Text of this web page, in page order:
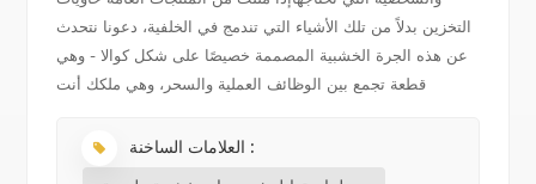
التخزين بدلاً من تلك الأشياء التي تندمج في الخلفية، دعونا نتحدث
عن هذه الجرة الخشبية المصممة خصيصًا على شكل كوالا - وهي
قطعة تجمع بين الوظائف العملية والسحر، وهي ملكك أنت
العلامات الساخنة :